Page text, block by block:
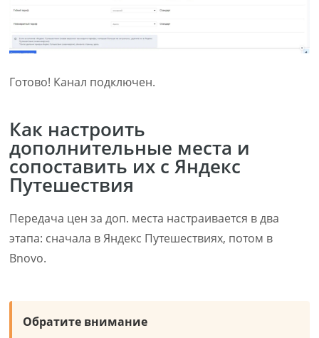
Готово! Канал подключен.
Как настроить
дополнительные места и
сопоставить их с Яндекс
Путешествия
Передача цен за доп. места настраивается в два
этапа: сначала в Яндекс Путешествиях, потом в
Bnovo.
Обратите внимание